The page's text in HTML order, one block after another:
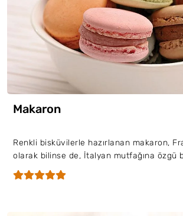
Makaron
Renkli bisküvilerle hazırlanan makaron,
olarak bilinse de, İtalyan mutfağına özgü